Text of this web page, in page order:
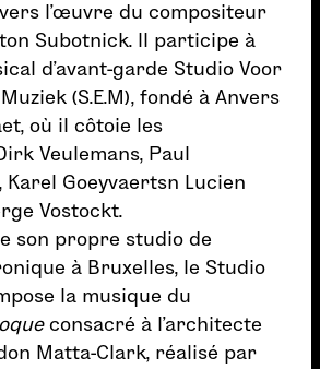
l’œuvre du compositeur
Subotnick. Il participe à
d’avant-garde Studio Voor
(S.E.M), fondé à Anvers
où il côtoie les
Veulemans, Paul
Karel Goeyvaertsn Lucien
Vostockt.
son propre studio de
à Bruxelles, le Studio
la musique du
consacré à l’architecte
Matta-Clark, réalisé par